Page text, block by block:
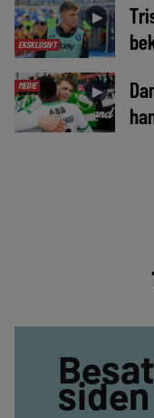
EKSKLUSIVT
►
MEDIE ►
siden